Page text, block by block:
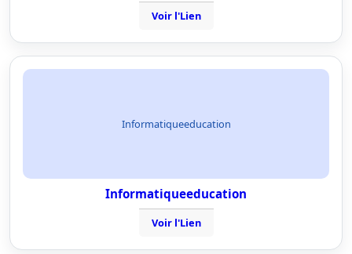
Voir l'Lien
Informatiqueeducation
Informatiqueeducation
Voir l'Lien